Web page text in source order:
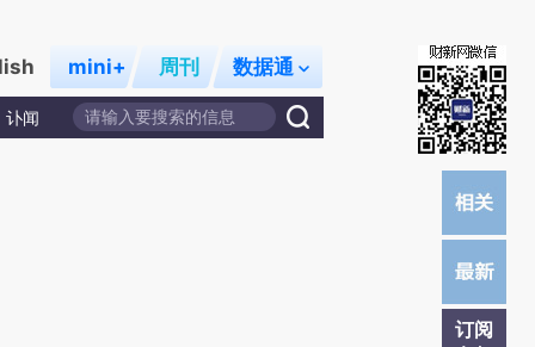
mini+ 周刊 数据通
讣闻
订阅